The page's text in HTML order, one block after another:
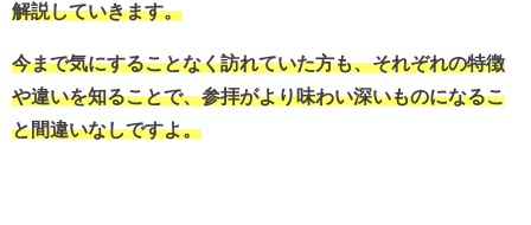
解説していきます。
今まで気にすることなく訪れていた方も、それぞれの特徴
や違いを知ることで、参拝がより味わい深いものになるこ
と間違いなしですよ。